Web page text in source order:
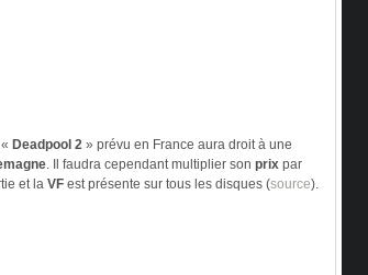
Deadpool 2 » prévu en France aura droit à une
. Il faudra cependant multiplier son prix par
et la VF est présente sur tous les disques (source).